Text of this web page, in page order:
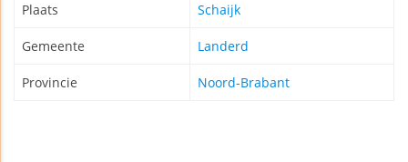
Plaats Schaijk
Gemeente Landerd
Provincie Noord-Brabant